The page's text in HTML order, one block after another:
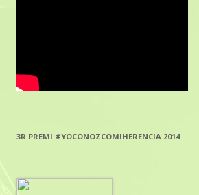
3R PREMI #YOCONOZCOMIHERENCIA 2014